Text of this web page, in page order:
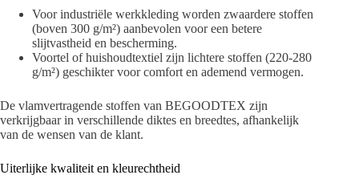
Voor industriële werkkleding worden zwaardere stoffen
(boven 300 g/m²) aanbevolen voor een betere
slijtvastheid en bescherming.
Voortel of huishoudtextiel zijn lichtere stoffen (220-280
g/m²) geschikter voor comfort en ademend vermogen.
De vlamvertragende stoffen van BEGOODTEX zijn
verkrijgbaar in verschillende diktes en breedtes, afhankelijk
van de wensen van de klant.
Uiterlijke kwaliteit en kleurechtheid